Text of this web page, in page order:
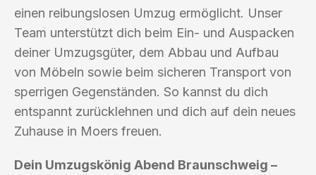
einen reibungslosen Umzug ermöglicht. Unser
Team unterstützt dich beim Ein- und Auspacken
deiner Umzugsgüter, dem Abbau und Aufbau
von Möbeln sowie beim sicheren Transport von
sperrigen Gegenständen. So kannst du dich
entspannt zurücklehnen und dich auf dein neues
Zuhause in Moers freuen.
Dein Umzugskönig Abend Braunschweig –